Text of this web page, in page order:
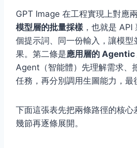
GPT Image 在工程實現上對應
模型層的批量採樣，也就是 API
個提示詞、同一份輸入，讓模型
果。第二條是應用層的 Agentic
Agent（智能體）先理解需求、
任務，再分別調用生圖能力，最
下面這張表先把兩條路徑的核心
幾節再逐條展開。